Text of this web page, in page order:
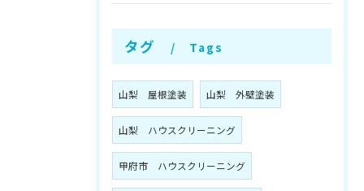
タグ Tags
山梨 屋根塗装 山梨 外壁塗装
山梨 ハウスクリーニング
甲府市 ハウスクリーニング